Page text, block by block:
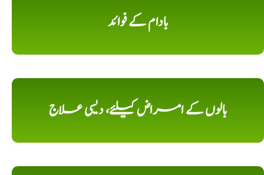
بادام کے فوائد
بالوں کے امراض کیلئے، دیسی علاج